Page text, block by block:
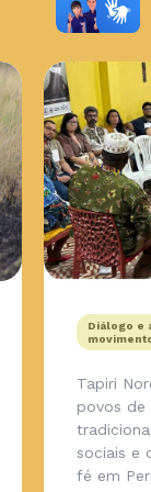
Diálogo e
Tapiri
povos de
sociais e
fé em